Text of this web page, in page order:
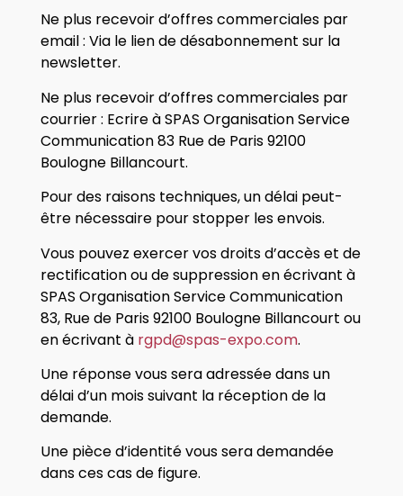
Ne plus recevoir d’offres commerciales par
email : Via le lien de désabonnement sur la
newsletter.
Ne plus recevoir d’offres commerciales par
courrier : Ecrire à SPAS Organisation Service
Communication 83 Rue de Paris 92100
Boulogne Billancourt.
Pour des raisons techniques, un délai peut-
être nécessaire pour stopper les envois.
Vous pouvez exercer vos droits d’accès et de
rectification ou de suppression en écrivant à
SPAS Organisation Service Communication
83, Rue de Paris 92100 Boulogne Billancourt ou
en écrivant à rgpd@spas-expo.com.
Une réponse vous sera adressée dans un
délai d’un mois suivant la réception de la
demande.
Une pièce d’identité vous sera demandée
dans ces cas de figure.